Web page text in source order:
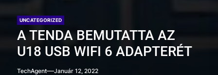
UNCATEGORIZED
A TENDA BEMUTATTA AZ
U18 USB WIFI 6 ADAPTERÉT
TechAgent Január 12, 2022